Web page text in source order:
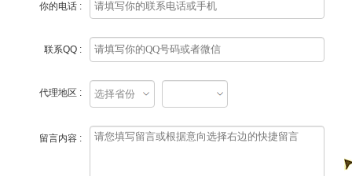
你的电话 :
联系QQ :
代理地区 :
留言内容 :